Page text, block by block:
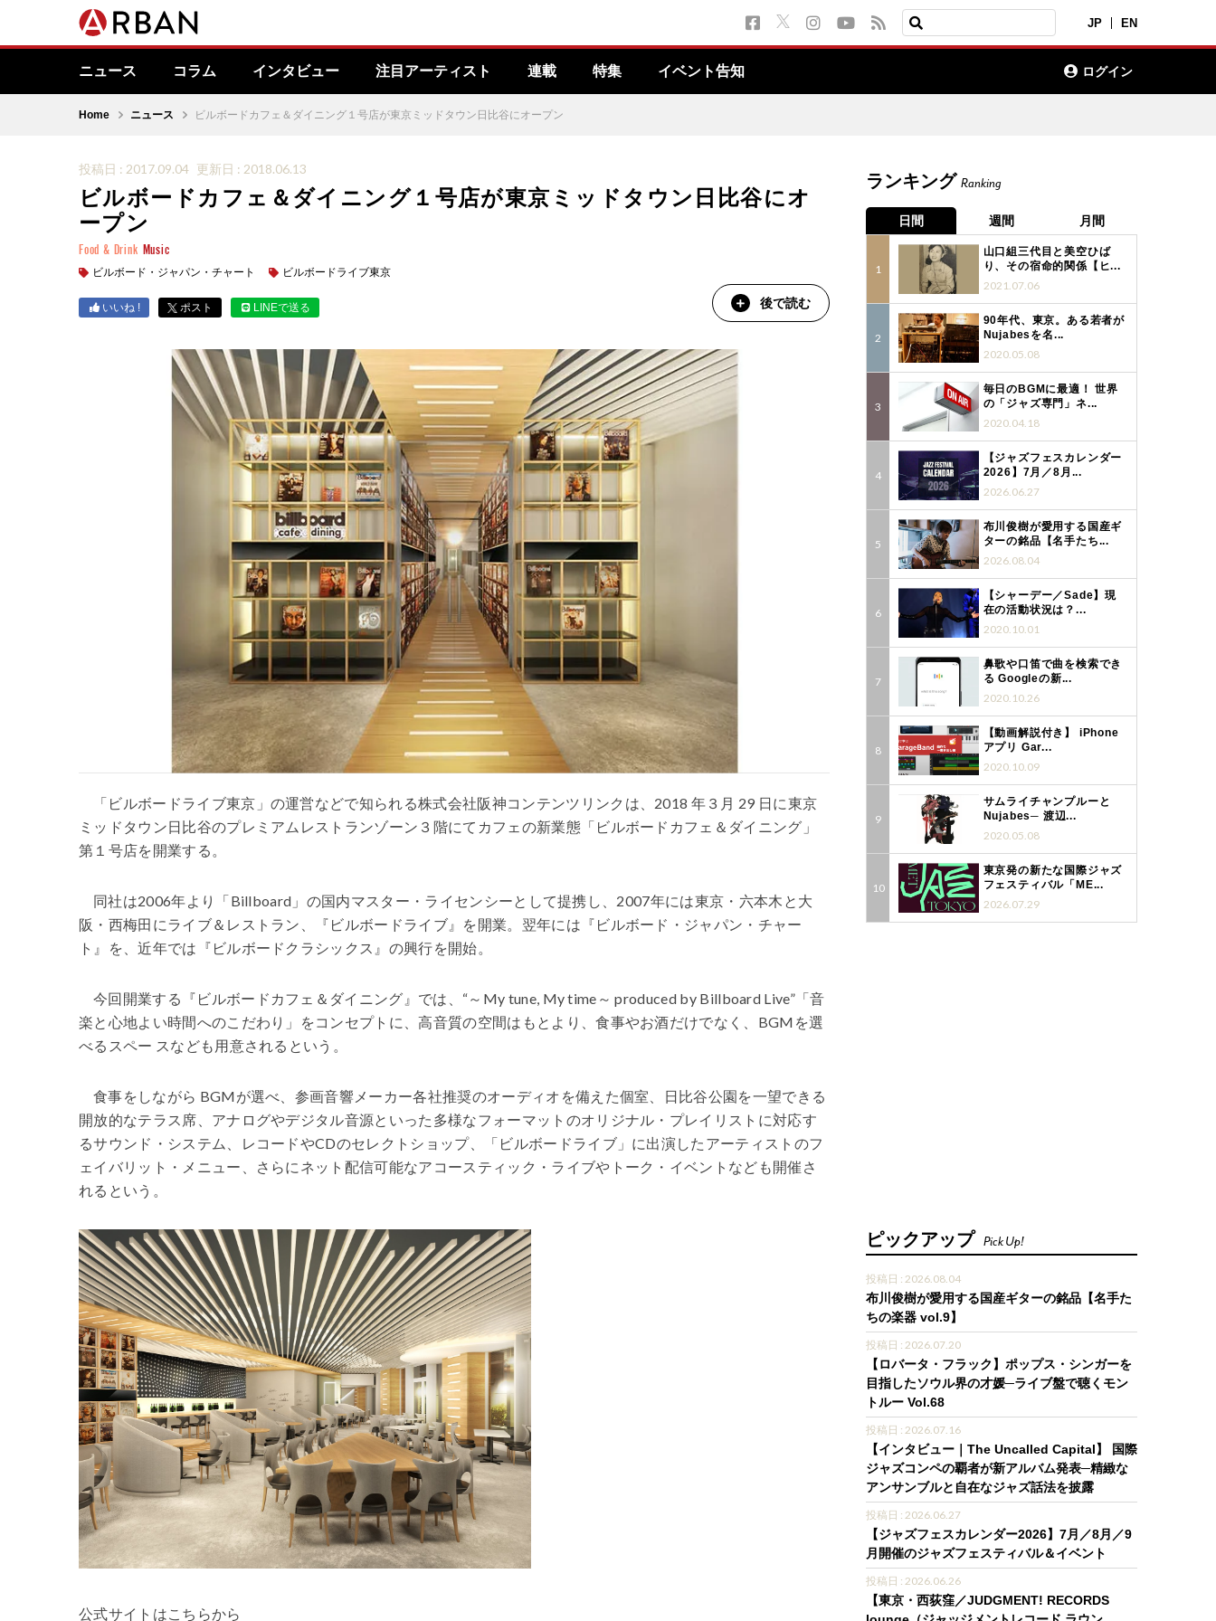
JP EN
ニュース コラム インタビュー 注目アーティスト 連載 特集 イベント告知 ログイン
Home ニュース ビルボードカフェ＆ダイニング１号店が東京ミッドタウン日比谷にオープン
投稿日 : 2017.09.04 更新日 : 2018.06.13
ビルボードカフェ＆ダイニング１号店が東京ミッドタウン日比谷にオ
ープン
Food & Drink Music
ビルボード・ジャパン・チャート ビルボードライブ東京
いいね ! ポスト LINEで送る 後で読む
「ビルボードライブ東京」の運営などで知られる株式会社阪神コンテンツリンクは、2018 年３月 29 日に東京
ミッドタウン日比谷のプレミアムレストランゾーン３階にてカフェの新業態「ビルボードカフェ＆ダイニング」
第１号店を開業する。
同社は2006年より「Billboard」の国内マスター・ライセンシーとして提携し、2007年には東京・六本木と大
阪・西梅田にライブ＆レストラン、『ビルボードライブ』を開業。翌年には『ビルボード・ジャパン・チャー
ト』を、近年では『ビルボードクラシックス』の興行を開始。
今回開業する『ビルボードカフェ＆ダイニング』では、“～My tune, My time～ produced by Billboard Live”「音
楽と心地よい時間へのこだわり」をコンセプトに、高音質の空間はもとより、食事やお酒だけでなく、BGMを選
べるスペー スなども用意されるという。
食事をしながら BGMが選べ、参画音響メーカー各社推奨のオーディオを備えた個室、日比谷公園を一望できる
開放的なテラス席、アナログやデジタル音源といった多様なフォーマットのオリジナル・プレイリストに対応す
るサウンド・システム、レコードやCDのセレクトショップ、「ビルボードライブ」に出演したアーティストのフ
ェイバリット・メニュー、さらにネット配信可能なアコースティック・ライブやトーク・イベントなども開催さ
れるという。
公式サイトはこちらから
ランキング Ranking
日間 週間 月間
山口組三代目と美空ひば
り、その宿命的関係【ヒ...
2021.07.06
90年代、東京。ある若者が
Nujabesを名...
2020.05.08
毎日のBGMに最適！ 世界
の「ジャズ専門」ネ...
2020.04.18
【ジャズフェスカレンダー
2026】7月／8月...
2026.06.27
布川俊樹が愛用する国産ギ
ターの銘品【名手たち...
2026.08.04
【シャーデー／Sade】現
在の活動状況は？...
2020.10.01
鼻歌や口笛で曲を検索でき
る Googleの新...
2020.10.26
【動画解説付き】 iPhone
アプリ Gar...
2020.10.09
サムライチャンプルーと
Nujabes─ 渡辺...
2020.05.08
東京発の新たな国際ジャズ
フェスティバル「ME...
2026.07.29
ピックアップ Pick Up!
投稿日 : 2026.08.04
布川俊樹が愛用する国産ギターの銘品【名手た
ちの楽器 vol.9】
投稿日 : 2026.07.20
【ロバータ・フラック】ポップス・シンガーを
目指したソウル界の才媛─ライブ盤で聴くモン
トルー Vol.68
投稿日 : 2026.07.16
【インタビュー｜The Uncalled Capital】 国際
ジャズコンペの覇者が新アルバム発表─精緻な
アンサンブルと自在なジャズ話法を披露
投稿日 : 2026.06.27
【ジャズフェスカレンダー2026】7月／8月／9
月開催のジャズフェスティバル＆イベント
投稿日 : 2026.06.26
【東京・西荻窪／JUDGMENT! RECORDS